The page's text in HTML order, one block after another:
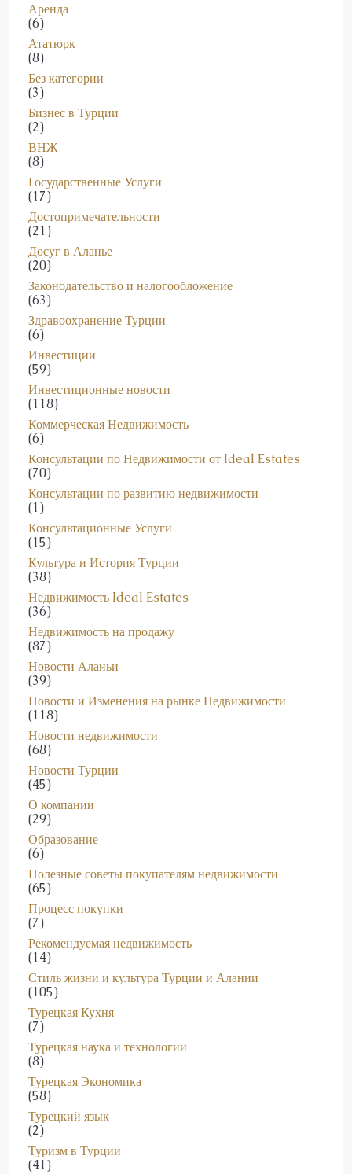
Аренда
(6)
Ататюрк
(8)
Без категории
(3)
Бизнес в Турции
(2)
ВНЖ
(8)
Государственные Услуги
(17)
Достопримечательности
(21)
Досуг в Аланье
(20)
Законодательство и налогообложение
(63)
Здравоохранение Турции
(6)
Инвестиции
(59)
Инвестиционные новости
(118)
Коммерческая Недвижимость
(6)
Консультации по Недвижимости от Ideal Estates
(70)
Консультации по развитию недвижимости
(1)
Консультационные Услуги
(15)
Культура и История Турции
(38)
Недвижимость Ideal Estates
(36)
Недвижимость на продажу
(87)
Новости Аланьи
(39)
Новости и Изменения на рынке Недвижимости
(118)
Новости недвижимости
(68)
Новости Турции
(45)
О компании
(29)
Образование
(6)
Полезные советы покупателям недвижимости
(65)
Процесс покупки
(7)
Рекомендуемая недвижимость
(14)
Стиль жизни и культура Турции и Алании
(105)
Турецкая Кухня
(7)
Турецкая наука и технологии
(8)
Турецкая Экономика
(58)
Турецкий язык
(2)
Туризм в Турции
(41)